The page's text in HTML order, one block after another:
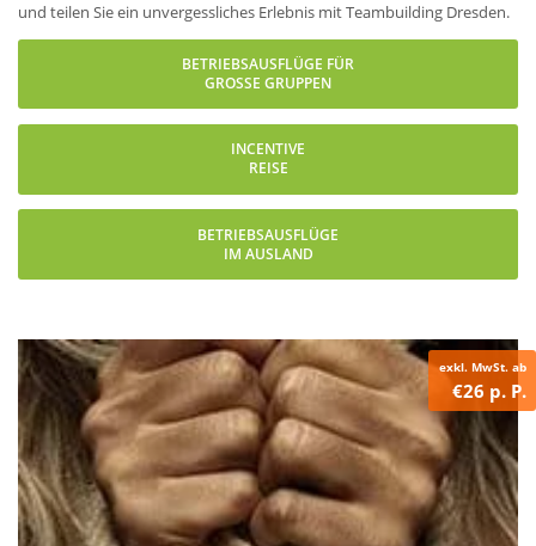
und teilen Sie ein unvergessliches Erlebnis mit Teambuilding Dresden.
BETRIEBSAUSFLÜGE FÜR
GROSSE GRUPPEN
INCENTIVE
REISE
BETRIEBSAUSFLÜGE
IM AUSLAND
exkl. MwSt. ab
€26 p. P.